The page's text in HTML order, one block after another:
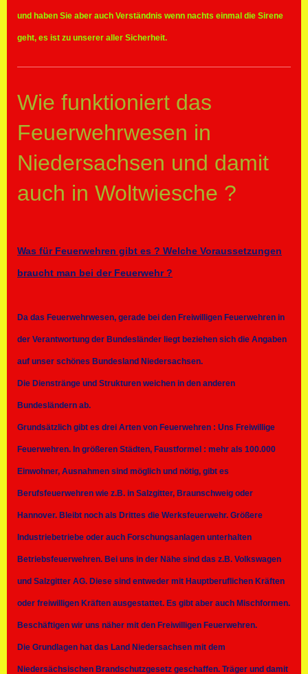
und haben Sie aber auch Verständnis wenn nachts einmal die Sirene
geht, es ist zu unserer aller Sicherheit.
Wie funktioniert das
Feuerwehrwesen in
Niedersachsen und damit
auch in Woltwiesche ?
Was für Feuerwehren gibt es ? Welche Voraussetzungen
braucht man bei der Feuerwehr ?
Da das Feuerwehrwesen, gerade bei den Freiwilligen Feuerwehren in
der Verantwortung der Bundesländer liegt beziehen sich die Angaben
auf unser schönes Bundesland Niedersachsen.
Die Dienstränge und Strukturen weichen in den anderen
Bundesländern ab.
Grundsätzlich gibt es drei Arten von Feuerwehren : Uns Freiwillige
Feuerwehren. In größeren Städten, Faustformel : mehr als 100.000
Einwohner, Ausnahmen sind möglich und nötig, gibt es
Berufsfeuerwehren wie z.B. in Salzgitter, Braunschweig oder
Hannover. Bleibt noch als Drittes die Werksfeuerwehr. Größere
Industriebetriebe oder auch Forschungsanlagen unterhalten
Betriebsfeuerwehren. Bei uns in der Nähe sind das z.B. Volkswagen
und Salzgitter AG. Diese sind entweder mit Hauptberuflichen Kräften
oder freiwilligen Kräften ausgestattet. Es gibt aber auch Mischformen.
Beschäftigen wir uns näher mit den Freiwilligen Feuerwehren.
Die Grundlagen hat das Land Niedersachsen mit dem
Niedersächsischen Brandschutzgesetz geschaffen. Träger und damit